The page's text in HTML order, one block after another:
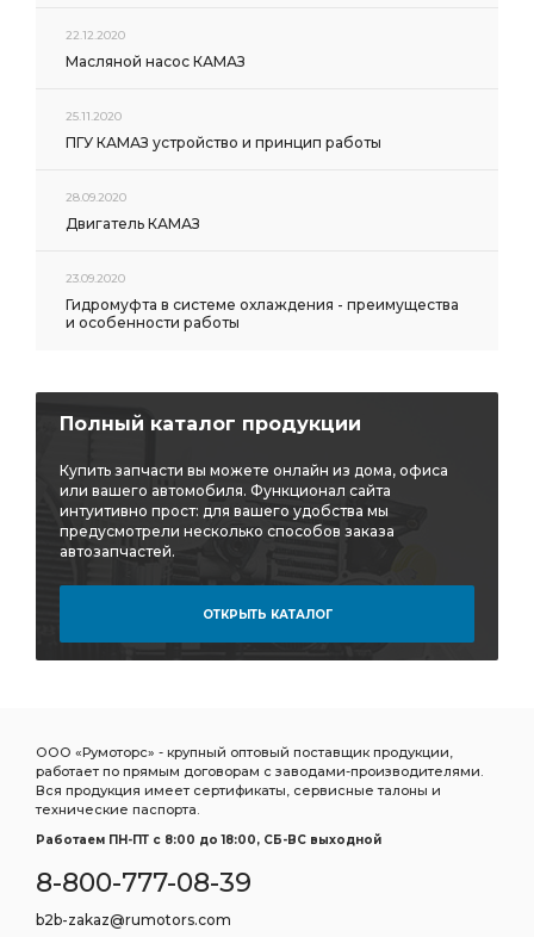
22.12.2020
Масляной насос КАМАЗ
25.11.2020
ПГУ КАМАЗ устройство и принцип работы
28.09.2020
Двигатель КАМАЗ
23.09.2020
Гидромуфта в системе охлаждения - преимущества
и особенности работы
Полный каталог продукции
Купить запчасти вы можете онлайн из дома, офиса
или вашего автомобиля. Функционал сайта
интуитивно прост: для вашего удобства мы
предусмотрели несколько способов заказа
автозапчастей.
ОТКРЫТЬ КАТАЛОГ
ООО «Румоторс» - крупный оптовый поставщик продукции,
работает по прямым договорам с заводами-производителями.
Вся продукция имеет сертификаты, сервисные талоны и
технические паспорта.
Работаем ПН-ПТ c 8:00 до 18:00, СБ-ВС выходной
8-800-777-08-39
b2b-zakaz@rumotors.com